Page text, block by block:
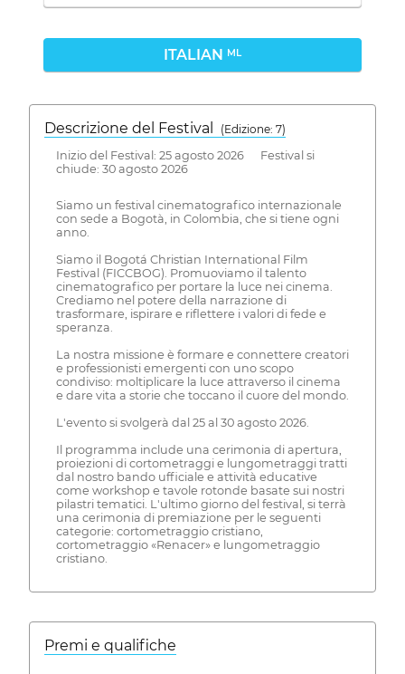
ITALIAN ML
Descrizione del Festival
( Edizione: 7)
Inizio del Festival: 25 agosto 2026 Festival si
chiude: 30 agosto 2026
Siamo un festival cinematografico internazionale
con sede a Bogotà, in Colombia, che si tiene ogni
anno.
Siamo il Bogotá Christian International Film
Festival (FICCBOG). Promuoviamo il talento
cinematografico per portare la luce nei cinema.
Crediamo nel potere della narrazione di
trasformare, ispirare e riflettere i valori di fede e
speranza.
La nostra missione è formare e connettere creatori
e professionisti emergenti con uno scopo
condiviso: moltiplicare la luce attraverso il cinema
e dare vita a storie che toccano il cuore del mondo.
L'evento si svolgerà dal 25 al 30 agosto 2026.
Il programma include una cerimonia di apertura,
proiezioni di cortometraggi e lungometraggi tratti
dal nostro bando ufficiale e attività educative
come workshop e tavole rotonde basate sui nostri
pilastri tematici. L'ultimo giorno del festival, si terrà
una cerimonia di premiazione per le seguenti
categorie: cortometraggio cristiano,
cortometraggio «Renacer» e lungometraggio
cristiano.
Premi e qualifiche